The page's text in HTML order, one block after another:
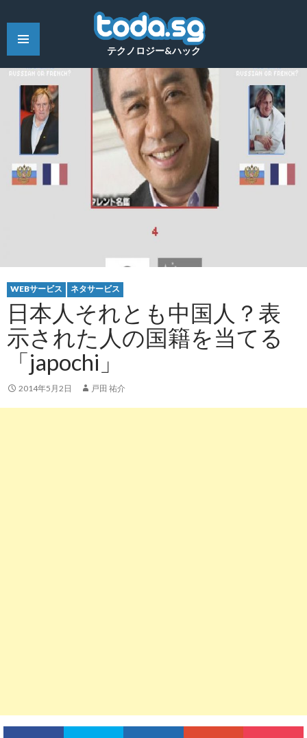
テクノロジー&ハック
WEBサービス ネタサービス
日本人それとも中国人？表
示された人の国籍を当てる
「japochi」
2014年5月2日 戸田 祐介